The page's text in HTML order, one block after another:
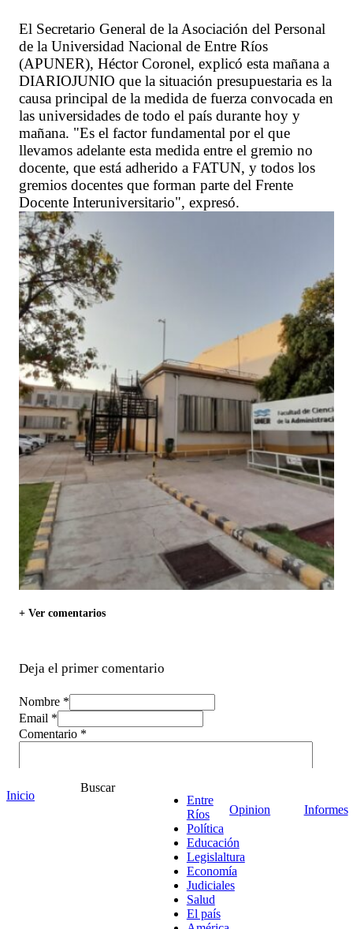
El Secretario General de la Asociación del Personal
de la Universidad Nacional de Entre Ríos
(APUNER), Héctor Coronel, explicó esta mañana a
DIARIOJUNIO que la situación presupuestaria es la
causa principal de la medida de fuerza convocada en
las universidades de todo el país durante hoy y
mañana. "Es el factor fundamental por el que
llevamos adelante esta medida entre el gremio no
docente, que está adherido a FATUN, y todos los
gremios docentes que forman parte del Frente
Docente Interuniversitario", expresó.
+ Ver comentarios
Deja el primer comentario
Nombre *
Email *
Comentario *
Inicio
Buscar
Entre
Ríos
Política
Educación
Legislaltura
Economía
Judiciales
Salud
El país
Opinion Informes